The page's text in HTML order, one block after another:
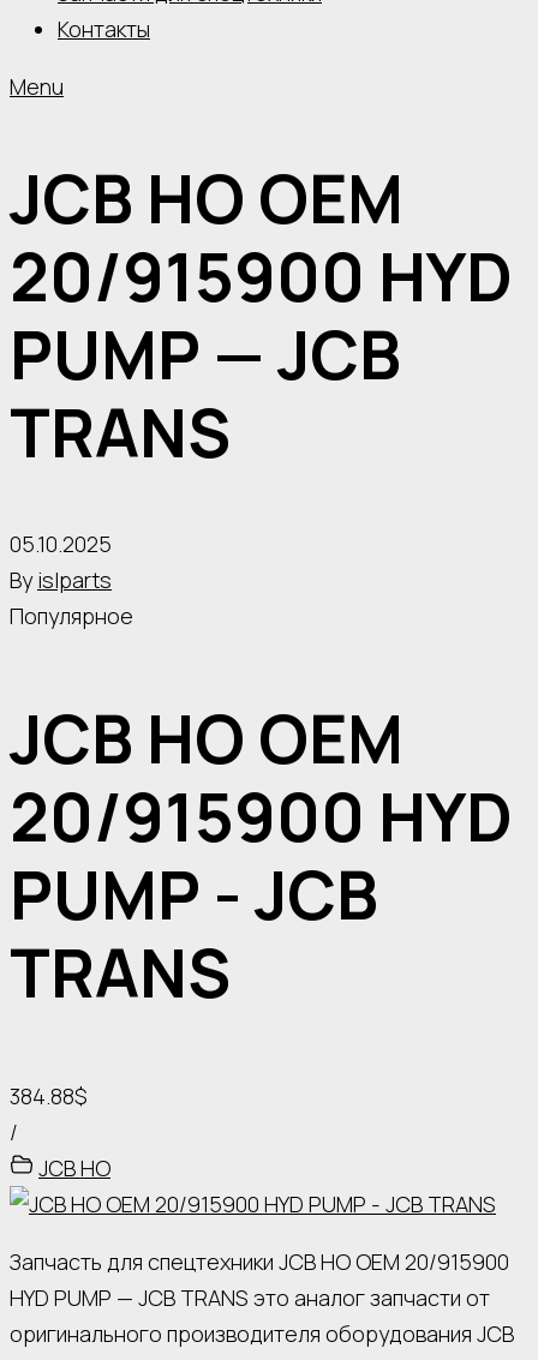
Контакты
Menu
JCB HO OEM
20/915900 HYD
PUMP — JCB
TRANS
05.10.2025
By islparts
Популярное
JCB HO OEM
20/915900 HYD
PUMP - JCB
TRANS
384.88$
/
JCB HO
Запчасть для спецтехники JCB HO OEM 20/915900
HYD PUMP — JCB TRANS это аналог запчасти от
оригинального производителя оборудования JCB